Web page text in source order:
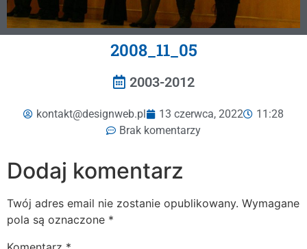
2008_11_05
2003-2012
kontakt@designweb.pl 13 czerwca, 2022
11:28
Brak komentarzy
Dodaj komentarz
Twój adres email nie zostanie opublikowany. Wymagane
pola są oznaczone *